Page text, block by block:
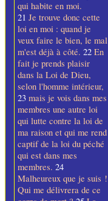
qui habite en moi.
21 Je trouve donc cette
loi en moi : quand je
veux faire le bien, le mal
m'est déjà à côté.22 En
fait je prends plaisir
dans la Loi de Dieu,
selon l'homme intérieur,
23 mais je vois dans mes
membres une autre loi
qui lutte contre la loi de
ma raison et qui me rend
captif de la loi du péché
qui est dans mes
membres.24
Malheureux que je suis !
Qui me délivrera de ce